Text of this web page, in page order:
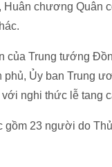
chương Quân
của Trung tướng
Ủy ban Trung
nghi thức lễ tang
23 người do